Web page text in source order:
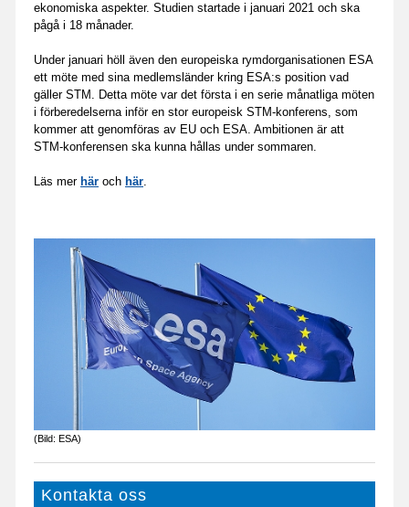
ekonomiska aspekter. Studien startade i januari 2021 och ska
pågå i 18 månader.
Under januari höll även den europeiska rymdorganisationen ESA
ett möte med sina medlemsländer kring ESA:s position vad
gäller STM. Detta möte var det första i en serie månatliga möten
i förberedelserna inför en stor europeisk STM-konferens, som
kommer att genomföras av EU och ESA. Ambitionen är att
STM-konferensen ska kunna hållas under sommaren.
Läs mer här och här.
(Bild: ESA)
Kontakta oss